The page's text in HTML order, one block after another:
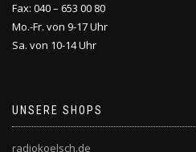
Fax: 040 – 653 00 80
Mo.-Fr. von 9-17 Uhr
Sa. von 10-14 Uhr
UNSERE SHOPS
radiokoelsch.de